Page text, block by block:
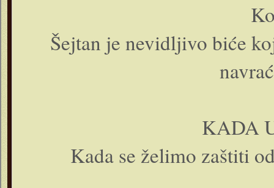
Šejtan je nevidljivo biće
KADA
Kada se želimo zaštiti